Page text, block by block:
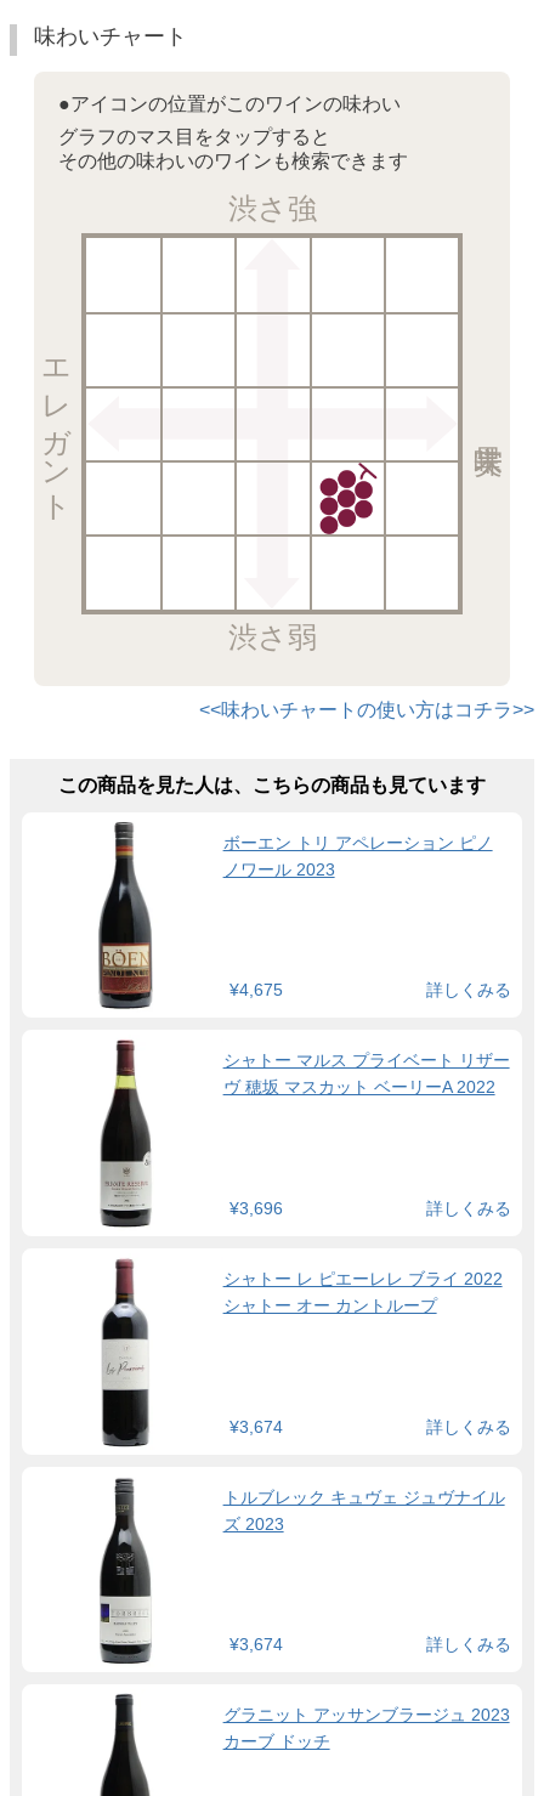
味わいチャート
●アイコンの位置がこのワインの味わい
グラフのマス目をタップすると
その他の味わいのワインも検索できます
渋さ強
渋さ弱
エレガント
<<味わいチャートの使い方はコチラ>>
この商品を見た人は、こちらの商品も見ています
ボーエン トリ アペレーション ピノ
ノワール 2023
¥4,675 詳しくみる
シャトー マルス プライベート リザー
ヴ 穂坂 マスカット ベーリーA 2022
¥3,696 詳しくみる
シャトー レ ピエーレレ ブライ 2022
シャトー オー カントループ
¥3,674 詳しくみる
トルブレック キュヴェ ジュヴナイル
ズ 2023
¥3,674 詳しくみる
グラニット アッサンブラージュ 2023
カーブ ドッチ